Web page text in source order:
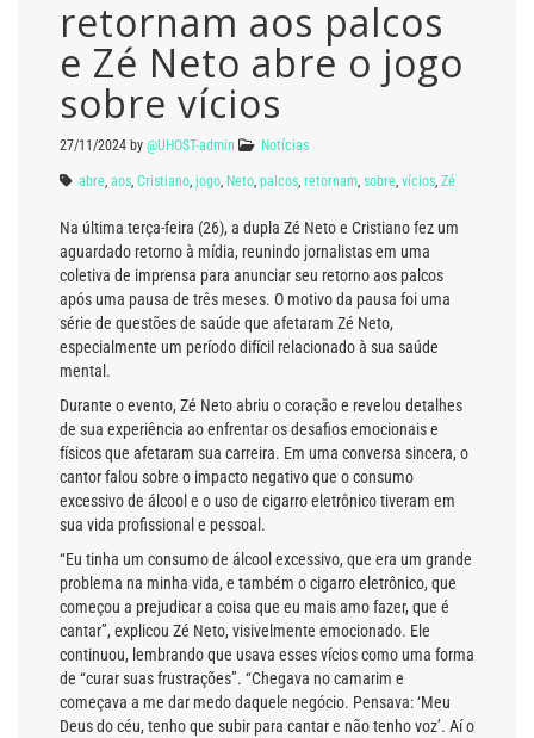
retornam aos palcos
e Zé Neto abre o jogo
sobre vícios
27/11/2024 by @UHOST-admin Notícias
abre aos Cristiano jogo Neto palcos retornam sobre vícios Zé
Na última terça-feira (26), a dupla Zé Neto e Cristiano fez um
aguardado retorno à mídia, reunindo jornalistas em uma
coletiva de imprensa para anunciar seu retorno aos palcos
após uma pausa de três meses. O motivo da pausa foi uma
série de questões de saúde que afetaram Zé Neto,
especialmente um período difícil relacionado à sua saúde
mental.
Durante o evento, Zé Neto abriu o coração e revelou detalhes
de sua experiência ao enfrentar os desafios emocionais e
físicos que afetaram sua carreira. Em uma conversa sincera, o
cantor falou sobre o impacto negativo que o consumo
excessivo de álcool e o uso de cigarro eletrônico tiveram em
sua vida profissional e pessoal.
“Eu tinha um consumo de álcool excessivo, que era um grande
problema na minha vida, e também o cigarro eletrônico, que
começou a prejudicar a coisa que eu mais amo fazer, que é
cantar”, explicou Zé Neto, visivelmente emocionado. Ele
continuou, lembrando que usava esses vícios como uma forma
de “curar suas frustrações”. “Chegava no camarim e
começava a me dar medo daquele negócio. Pensava: ‘Meu
Deus do céu, tenho que subir para cantar e não tenho voz’. Aí o